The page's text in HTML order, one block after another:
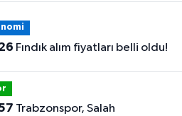
Fındık alım fiyatları belli oldu!